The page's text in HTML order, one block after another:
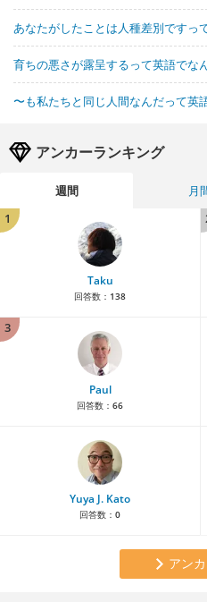
あなたがしたことは人種差別ですっ
育ちの悪さが露呈するって英語でな
〜も私たちと同じ人間なんだって英
アンカーランキング
週間 月
1
Taku
回答数： 138
3
Paul
回答数： 66
Yuya J. Kato
回答数： 0
アン